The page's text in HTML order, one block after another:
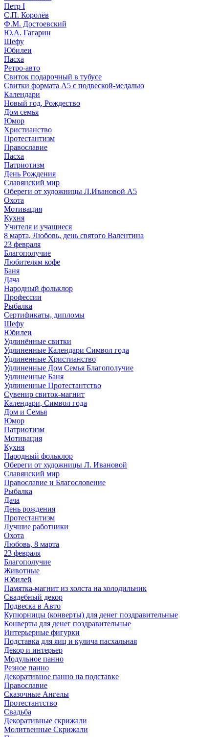
Петр I
С.П. Королёв
Ф.М. Достоевский
Ю.А. Гагарин
Шефу
Юбилеи
Пасха
Ретро-авто
Свиток подарочный в тубусе
Свитки формата А5 с подвеской-медалью
Календари
Новый год, Рождество
Дом семья
Юмор
Христианство
Протестантизм
Православие
Пасха
Патриотизм
День Рождения
Славянский мир
Обереги от художницы Л.Ивановой А5
Охота
Мотивация
Кухня
Учителя и учащиеся
8 марта, Любовь, день святого Валентина
23 февраля
Благополучие
Любителям кофе
Баня
Дача
Народный фольклор
Профессии
Рыбалка
Сертификаты, дипломы
Шефу
Юбилеи
Удлинённые свитки
Удлиненные Календари Символ года
Удлиненные Христианство
Удлиненные Дом Семья Благополучие
Удлиненные Баня
Удлиненные Протестантство
Сувенир свиток-магнит
Календари, Символ года
Дом и Семья
Юмор
Патриотизм
Мотивация
Кухня
Народный фольклор
Обереги от художницы Л. Ивановой
Славянский мир
Православие и Благословение
Рыбалка
Дача
День рождения
Протестантизм
Лучшие работники
Охота
Любовь, 8 марта
23 февраля
Благополучие
Животные
Юбилей
Памятка-магнит из холста на холодильник
Свадебный декор
Подвеска в Авто
Купюрницы (конверты) для денег поздравительные
Конверты для денег поздравительные
Интерьерные фигурки
Подставка для яиц и кулича пасхальная
Декор и интерьер
Модульное панно
Резное панно
Декоративное панно на подставке
Православие
Сказочные Ангелы
Протестантство
Свадьба
Декоративные скрижали
Молитвенные Скрижали